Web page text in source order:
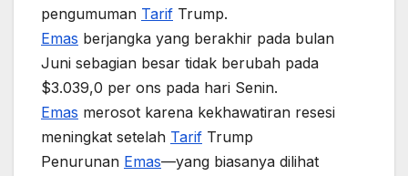
pengumuman Tarif Trump.
Emas berjangka yang berakhir pada bulan
Juni sebagian besar tidak berubah pada
$3.039,0 per ons pada hari Senin.
Emas merosot karena kekhawatiran resesi
meningkat setelah Tarif Trump
Penurunan Emas—yang biasanya dilihat